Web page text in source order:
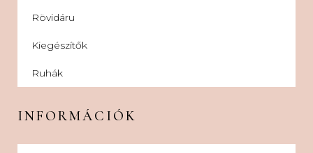
Rövidáru
Kiegészítők
Ruhák
INFORMÁCIÓK